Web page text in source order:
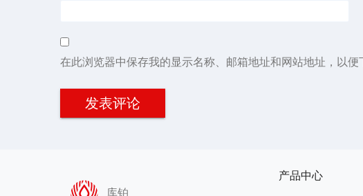
在此浏览器中保存我的显示名称、邮箱地址和网站地址，以便
库铂
产品中心